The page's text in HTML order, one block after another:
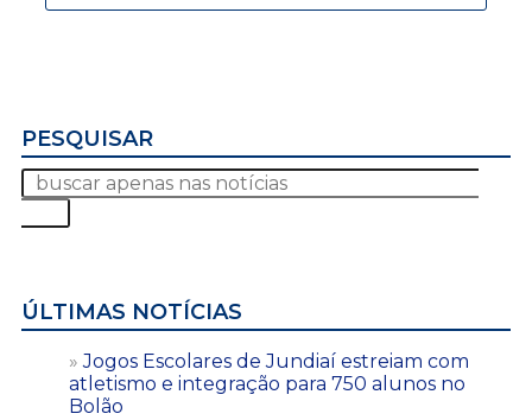
PESQUISAR
ÚLTIMAS NOTÍCIAS
Jogos Escolares de Jundiaí estreiam com
atletismo e integração para 750 alunos no
Bolão